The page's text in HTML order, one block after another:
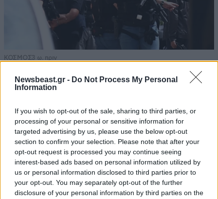
Newsbeast.gr - Do Not Process My Personal
Information
If you wish to opt-out of the sale, sharing to third parties, or
processing of your personal or sensitive information for
targeted advertising by us, please use the below opt-out
section to confirm your selection. Please note that after your
opt-out request is processed you may continue seeing
interest-based ads based on personal information utilized by
us or personal information disclosed to third parties prior to
your opt-out. You may separately opt-out of the further
disclosure of your personal information by third parties on the
ΚΟΣΜΟΣ3 ω. πριν
Η αυτοκρατορία του «Έντικ» και ο «μεγάλος»
που φέρεται να βρίσκεται πίσω του – Τι ορίζει ο